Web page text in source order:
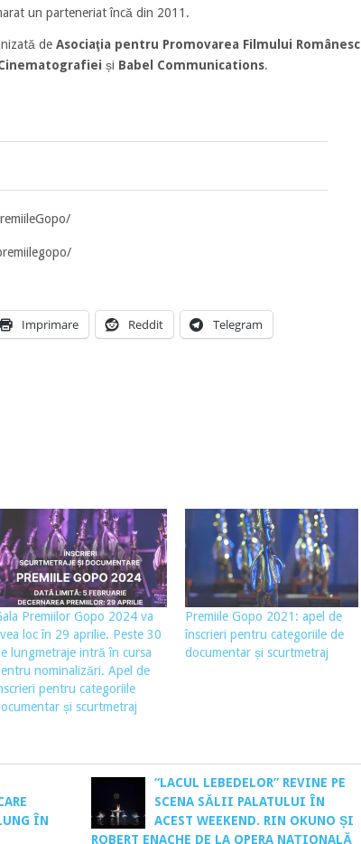
un parteneriat încă din 2011.
de Asociaţia pentru Promovarea Filmului Românesc
și Babel Communications.
Imprimare Reddit Telegram
Premiilor Gopo 2024 va
loc în 29 aprilie. Peste 30
lungmetraje intră în cursa
nominalizări. Apel de
pentru categoriile
și scurtmetraj
Premiile Gopo 2021: apel de
înscrieri pentru categoriile de
documentar și scurtmetraj
ÎN
“LACUL LEBEDELOR” REVINE PE
SCENA SĂLII PALATULUI ÎN
ACEST WEEKEND. RIN OKUNO ȘI
ROBERT ENACHE DE LA OPERA NAȚIONALĂ